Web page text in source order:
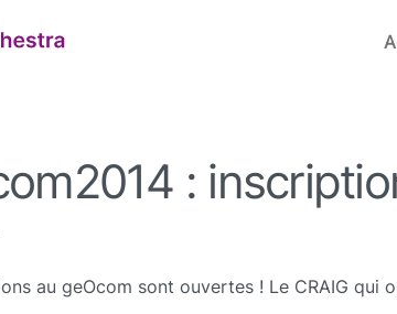
:
au geOcom sont ouvertes ! Le CRAIG qui